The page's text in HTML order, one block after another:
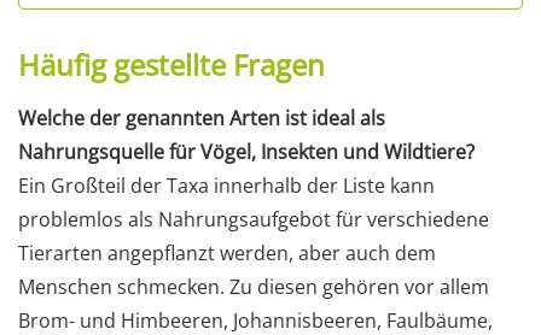
Häufig gestellte Fragen
Welche der genannten Arten ist ideal als
Nahrungsquelle für Vögel, Insekten und Wildtiere?
Ein Großteil der Taxa innerhalb der Liste kann
problemlos als Nahrungsaufgebot für verschiedene
Tierarten angepflanzt werden, aber auch dem
Menschen schmecken. Zu diesen gehören vor allem
Brom- und Himbeeren, Johannisbeeren, Faulbäume,